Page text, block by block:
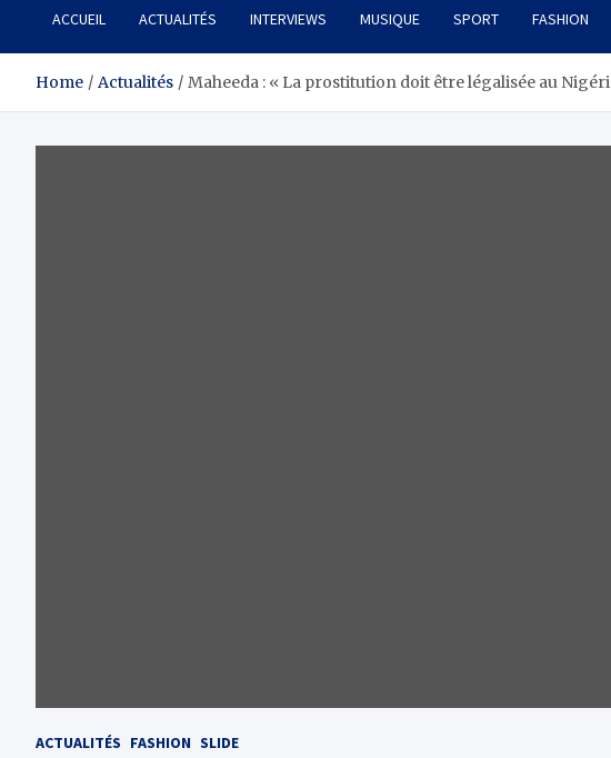
ACCUEIL ACTUALITÉS INTERVIEWS MUSIQUE SPORT FASHION
Home Actualités Maheeda : « La prostitution doit être légalisée au
ACTUALITÉS FASHION SLIDE